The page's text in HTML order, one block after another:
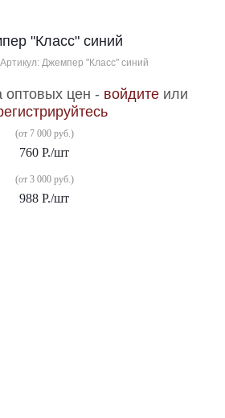
"Класс" синий
Артикул: Джемпер "Класс" синий
оптовых цен - войдите или
(от 7 000 руб.)
760 Р./шт
(от 3 000 руб.)
988 Р./шт